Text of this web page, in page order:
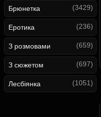
Брюнетка (3429)
Еротика (236)
З розмовами (659)
З сюжетом (697)
Лесбіянка (1051)